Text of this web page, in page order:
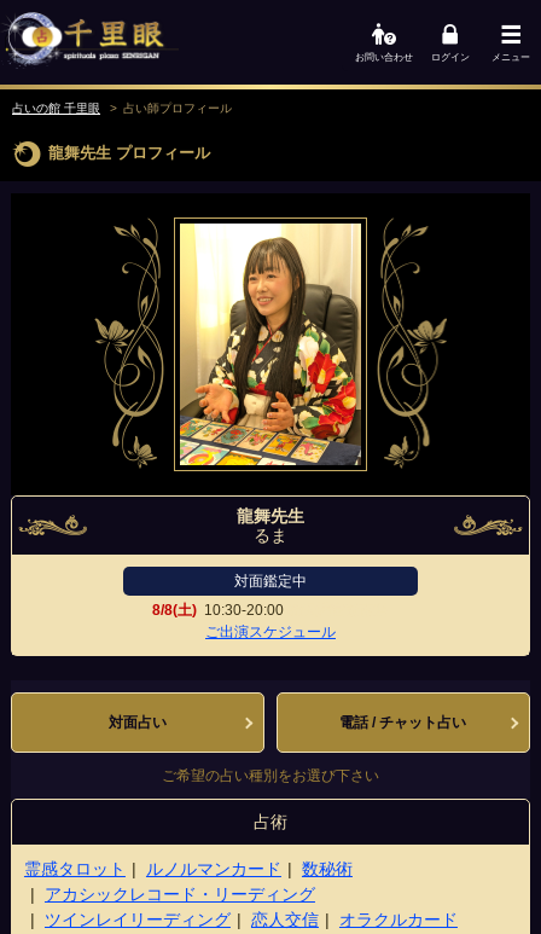
お問い合わせ ログイン メニュー
占いの館 千里眼 占い師プロフィール
龍舞先生 プロフィール
龍舞先生
るま
対面鑑定中
8/8(土) 10:30-20:00
ご出演スケジュール
対面占い 電話 / チャット占い
ご希望の占い種別をお選び下さい
占術
霊感タロット ルノルマンカード
数秘術
アカシックレコード・リーディング
ツインレイリーディング
恋人交信
オラクルカード